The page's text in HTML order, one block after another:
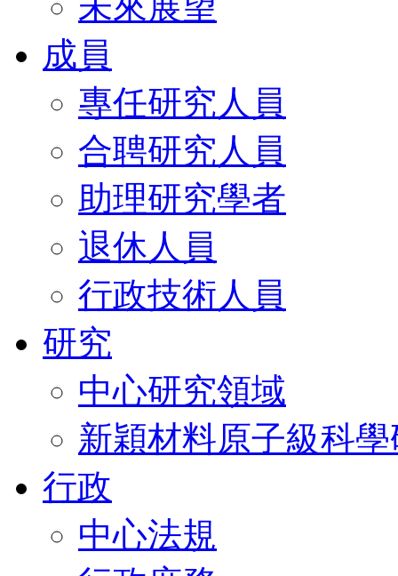
成員
專任研究人員
合聘研究人員
助理研究學者
退休人員
行政技術人員
研究
中心研究領域
新穎材料原子級科
行政
中心法規